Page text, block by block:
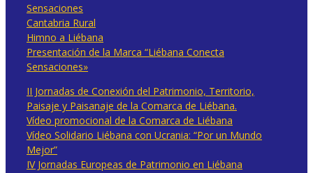
Sensaciones
Cantabria Rural
Himno a Liébana
Presentación de la Marca “Liébana Conecta
Sensaciones»
II Jornadas de Conexión del Patrimonio, Territorio,
Paisaje y Paisanaje de la Comarca de Liébana.
Vídeo promocional de la Comarca de Liébana
Vídeo Solidario Liébana con Ucrania: “Por un Mundo
Mejor”
IV Jornadas Europeas de Patrimonio en Liébana